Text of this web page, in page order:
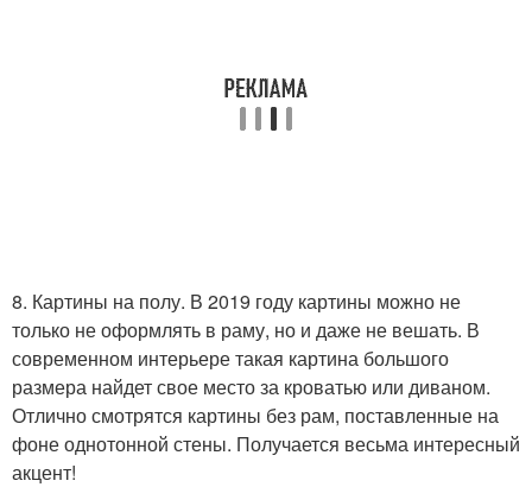
8. Картины на полу. В 2019 году картины можно не
только не оформлять в раму, но и даже не вешать. В
современном интерьере такая картина большого
размера найдет свое место за кроватью или диваном.
Отлично смотрятся картины без рам, поставленные на
фоне однотонной стены. Получается весьма интересный
акцент!